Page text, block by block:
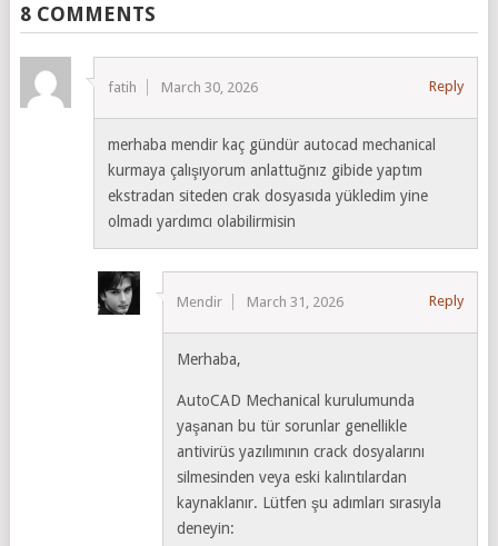
8 COMMENTS
fatih March 30, 2026 Reply
merhaba mendir kaç gündür autocad mechanical
kurmaya çalışıyorum anlattuğnız gibide yaptım
ekstradan siteden crak dosyasıda yükledim yine
olmadı yardımcı olabilirmisin
Mendir March 31, 2026 Reply
Merhaba,
AutoCAD Mechanical kurulumunda
yaşanan bu tür sorunlar genellikle
antivirüs yazılımının crack dosyalarını
silmesinden veya eski kalıntılardan
kaynaklanır. Lütfen şu adımları sırasıyla
deneyin: